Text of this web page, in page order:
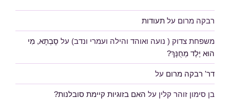
רבקה מרום על תעודות
משפחת צדוק ( נועה ואוהד והילה ועמרי ונדב) על סָבְתָא, מִי
הוּא יֶלֶד מְחֻנָּךְ?
דר' רבקה מרום על
בן סימון זוהר קלין על האם בזוגיות קיימת סובלנות?